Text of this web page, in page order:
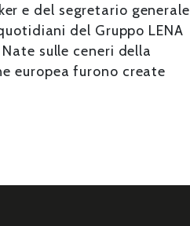
e del segretario generale
del Gruppo LENA
sulle ceneri della
europea furono create